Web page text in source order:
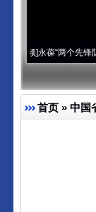
永葆“两个先锋队”本色·[视
首页 » 中国